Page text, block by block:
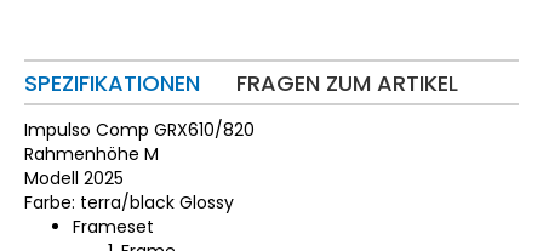
SPEZIFIKATIONEN FRAGEN ZUM ARTIKEL
Impulso Comp GRX610/820
Rahmenhöhe M
Modell 2025
Farbe: terra/black Glossy
Frameset